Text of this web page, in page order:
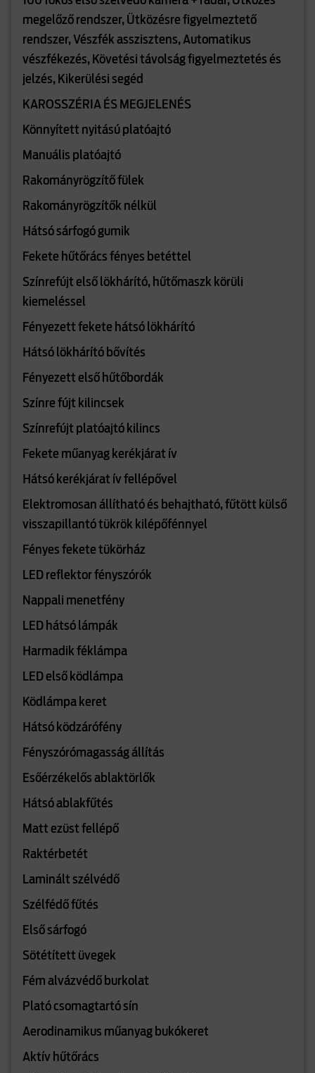
megelőző rendszer, Ütközésre figyelmeztető
rendszer, Vészfék asszisztens, Automatikus
vészfékezés, Követési távolság figyelmeztetés és
jelzés, Kikerülési segéd
KAROSSZÉRIA ÉS MEGJELENÉS
Könnyített nyitású platóajtó
Manuális platóajtó
Rakományrögzítő fülek
Rakományrögzítők nélkül
Hátsó sárfogó gumik
Fekete hűtőrács fényes betéttel
Színrefújt első lökhárító, hűtőmaszk körüli
kiemeléssel
Fényezett fekete hátsó lökhárító
Hátsó lökhárító bővítés
Fényezett első hűtőbordák
Színre fújt kilincsek
Színrefújt platóajtó kilincs
Fekete műanyag kerékjárat ív
Hátsó kerékjárat ív fellépővel
Elektromosan állítható és behajtható, fűtött külső
visszapillantó tükrök kilépőfénnyel
Fényes fekete tükörház
LED reflektor fényszórók
Nappali menetfény
LED hátsó lámpák
Harmadik féklámpa
LED első ködlámpa
Ködlámpa keret
Hátsó ködzárófény
Fényszórómagasság állítás
Esőérzékelős ablaktörlők
Hátsó ablakfűtés
Matt ezüst fellépő
Raktérbetét
Laminált szélvédő
Szélfédő fűtés
Első sárfogó
Sötétített üvegek
Fém alvázvédő burkolat
Plató csomagtartó sín
Aerodinamikus műanyag bukókeret
Aktív hűtőrács